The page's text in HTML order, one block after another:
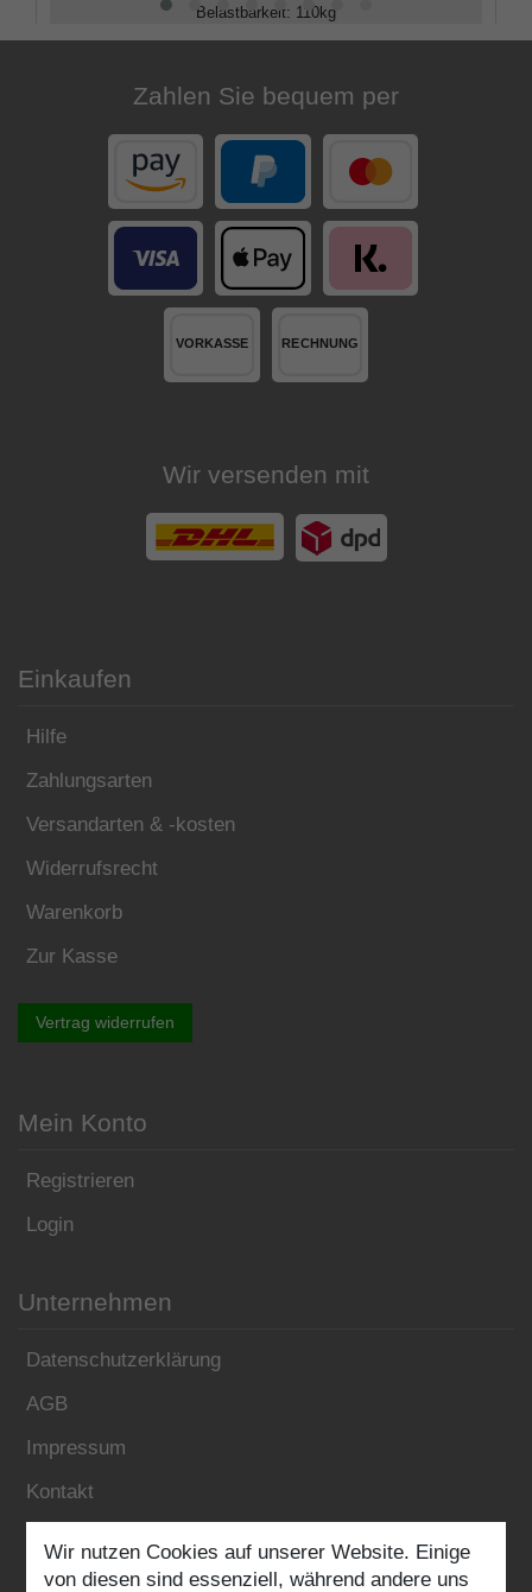
Belastbarkeit: 110kg
Zahlen Sie bequem per
Wir versenden mit
Einkaufen
Hilfe
Zahlungsarten
Versandarten & -kosten
Widerrufsrecht
Warenkorb
Zur Kasse
Vertrag widerrufen
Mein Konto
Registrieren
Login
Unternehmen
Datenschutzerklärung
AGB
Impressum
Kontakt
Folgen Sie uns:
Wir nutzen Cookies auf unserer Website. Einige
von diesen sind essenziell, während andere uns